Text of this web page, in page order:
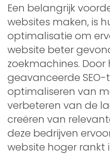
Een belangrijk
websites maken, is
optimalisatie om
website beter
zoekmachines.
geavanceerde
optimaliseren van
verbeteren van de
creëren van
deze bedrijven
website hoger rankt